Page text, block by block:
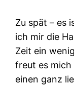
Zu spät – es
ich mir die
Zeit ein
freut es mich
einen ganz